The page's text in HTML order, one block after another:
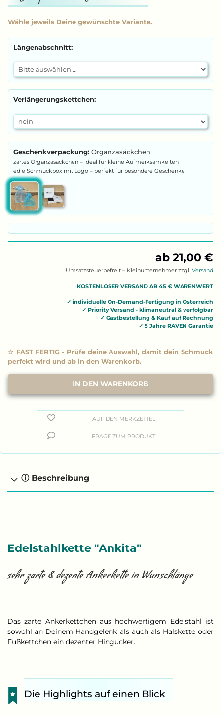
Längenabschnitt:
Verlängerungskettchen:
Geschenkverpackung: Organzasäckchen
ab 21,00 €
Umsatzsteuerbefreit – Kleinunternehmer zzgl. Versand
AUF DEN MERKZETTEL
FRAGE ZUM PRODUKT
ⓘ Beschreibung
Edelstahlkette "Ankita"
sehr zarte & dezente Ankerkette in Wunschlänge
Das zarte Ankerkettchen aus hochwertigem Edelstahl ist
sowohl an Deinem Handgelenk als auch als Halskette oder
Fußkettchen ein dezenter Hingucker.
Die Highlights auf einen Blick